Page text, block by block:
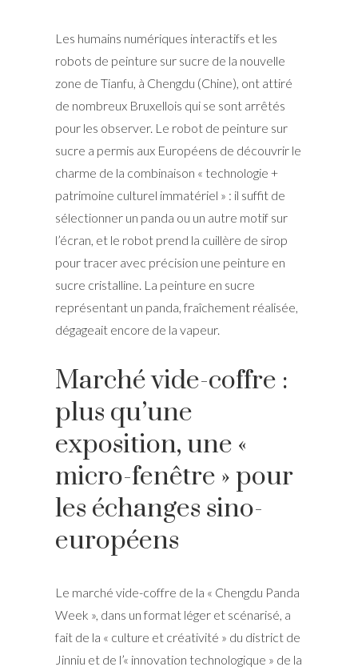
Les humains numériques interactifs et les
robots de peinture sur sucre de la nouvelle
zone de Tianfu, à Chengdu (Chine), ont attiré
de nombreux Bruxellois qui se sont arrêtés
pour les observer. Le robot de peinture sur
sucre a permis aux Européens de découvrir le
charme de la combinaison « technologie +
patrimoine culturel immatériel » : il suffit de
sélectionner un panda ou un autre motif sur
l’écran, et le robot prend la cuillère de sirop
pour tracer avec précision une peinture en
sucre cristalline. La peinture en sucre
représentant un panda, fraîchement réalisée,
dégageait encore de la vapeur.
Marché vide-coffre :
plus qu’une
exposition, une «
micro-fenêtre » pour
les échanges sino-
européens
Le marché vide-coffre de la « Chengdu Panda
Week », dans un format léger et scénarisé, a
fait de la « culture et créativité » du district de
Jinniu et de l’« innovation technologique » de la